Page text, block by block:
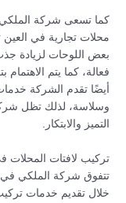
كما تسعى شركة
محلات تجارية في العين
بعض اللوحات لزيادة
فعالة، كما يتم
أيضًا تقدم الشركة
وسلاسة، لذلك تظل
التميز والابتكار.
تركيب لافتات المحلات
تتفوق شركة الملكي
خلال تقديم خدمات